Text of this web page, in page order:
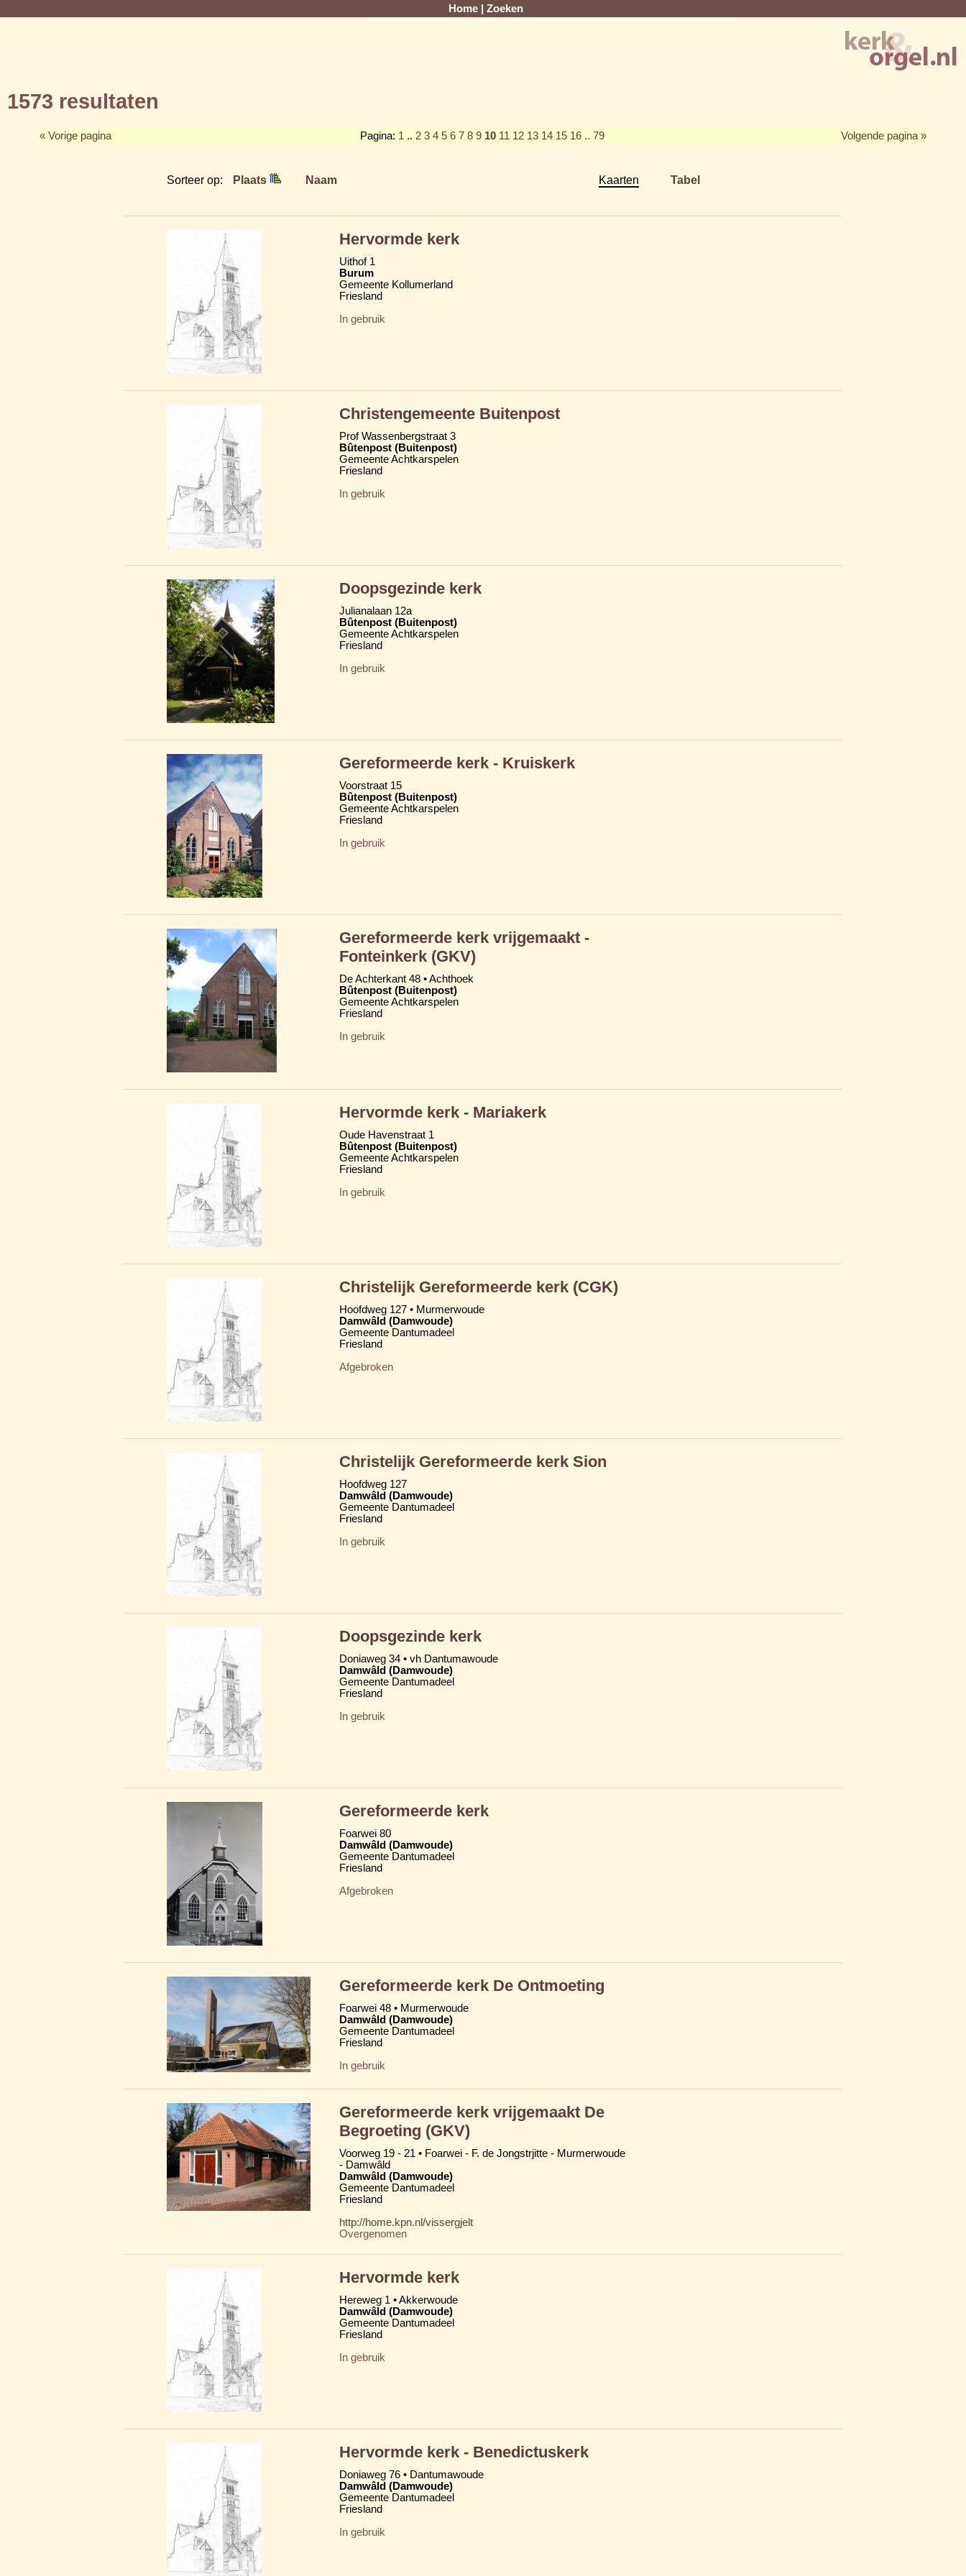
Home Zoeken
1573 resultaten
« Vorige pagina Pagina: 1 .. 2 3 4 5 6 7 8 9 10 11 12 13 14 15 16 .. 79 Volgende pagina »
Sorteer op: Plaats Naam Kaarten Tabel
Hervormde kerk
Uithof 1
Burum
Gemeente Kollumerland
Friesland
In gebruik
Christengemeente Buitenpost
Prof Wassenbergstraat 3
Bûtenpost (Buitenpost)
Gemeente Achtkarspelen
Friesland
In gebruik
Doopsgezinde kerk
Julianalaan 12a
Bûtenpost (Buitenpost)
Gemeente Achtkarspelen
Friesland
In gebruik
Gereformeerde kerk - Kruiskerk
Voorstraat 15
Bûtenpost (Buitenpost)
Gemeente Achtkarspelen
Friesland
In gebruik
Gereformeerde kerk vrijgemaakt -
Fonteinkerk (GKV)
De Achterkant 48 • Achthoek
Bûtenpost (Buitenpost)
Gemeente Achtkarspelen
Friesland
In gebruik
Hervormde kerk - Mariakerk
Oude Havenstraat 1
Bûtenpost (Buitenpost)
Gemeente Achtkarspelen
Friesland
In gebruik
Christelijk Gereformeerde kerk (CGK)
Hoofdweg 127 • Murmerwoude
Damwâld (Damwoude)
Gemeente Dantumadeel
Friesland
Afgebroken
Christelijk Gereformeerde kerk Sion
Hoofdweg 127
Damwâld (Damwoude)
Gemeente Dantumadeel
Friesland
In gebruik
Doopsgezinde kerk
Doniaweg 34 • vh Dantumawoude
Damwâld (Damwoude)
Gemeente Dantumadeel
Friesland
In gebruik
Gereformeerde kerk
Foarwei 80
Damwâld (Damwoude)
Gemeente Dantumadeel
Friesland
Afgebroken
Gereformeerde kerk De Ontmoeting
Foarwei 48 • Murmerwoude
Damwâld (Damwoude)
Gemeente Dantumadeel
Friesland
In gebruik
Gereformeerde kerk vrijgemaakt De
Begroeting (GKV)
Voorweg 19 - 21 • Foarwei - F. de Jongstrjitte - Murmerwoude
- Damwâld
Damwâld (Damwoude)
Gemeente Dantumadeel
Friesland
http://home.kpn.nl/vissergjelt
Overgenomen
Hervormde kerk
Hereweg 1 • Akkerwoude
Damwâld (Damwoude)
Gemeente Dantumadeel
Friesland
In gebruik
Hervormde kerk - Benedictuskerk
Doniaweg 76 • Dantumawoude
Damwâld (Damwoude)
Gemeente Dantumadeel
Friesland
In gebruik